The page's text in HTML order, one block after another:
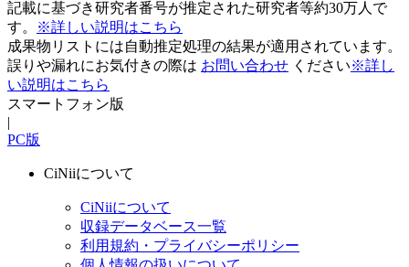
記載に基づき研究者番号が推定された研究者等約30万人で
す。
※詳しい説明はこちら
成果物リストには自動推定処理の結果が適用されています。
誤りや漏れにお気付きの際は お問い合わせ ください※詳し
い説明はこちら
スマートフォン版
|
PC版
CiNiiについて
CiNiiについて
収録データベース一覧
利用規約・プライバシーポリシー